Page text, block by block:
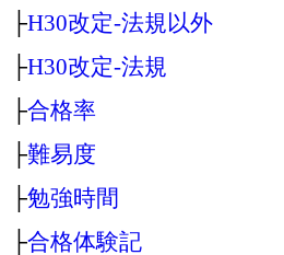
├H30改定‐法規以外
├H30改定‐法規
├合格率
├難易度
├勉強時間
├合格体験記